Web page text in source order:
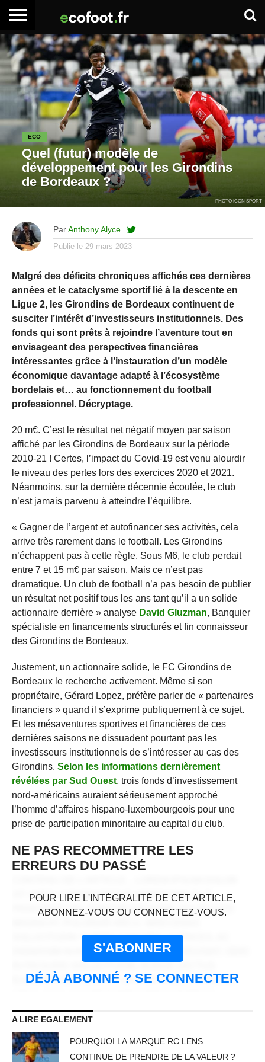
ACCUEIL
ARTICLES
PREMIUM
ADHÉSION
PREMIUM
SE
CONNECTER
EMPLOI
BOITE
À
OUTILS
ECO
Quel (futur) modèle de
développement pour les Girondins
de Bordeaux ?
PHOTO ICON SPORT
Par Anthony Alyce
Publie le 29 mars 2023
Malgré des déficits chroniques affichés ces dernières
années et le cataclysme sportif lié à la descente en
Ligue 2, les Girondins de Bordeaux continuent de
susciter l’intérêt d’investisseurs institutionnels. Des
fonds qui sont prêts à rejoindre l’aventure tout en
envisageant des perspectives financières
intéressantes grâce à l’instauration d’un modèle
économique davantage adapté à l’écosystème
bordelais et… au fonctionnement du football
professionnel. Décryptage.
20 m€. C’est le résultat net négatif moyen par saison
affiché par les Girondins de Bordeaux sur la période
2010-21 ! Certes, l’impact du Covid-19 est venu alourdir
le niveau des pertes lors des exercices 2020 et 2021.
Néanmoins, sur la dernière décennie écoulée, le club
n’est jamais parvenu à atteindre l’équilibre.
« Gagner de l’argent et autofinancer ses activités, cela
arrive très rarement dans le football. Les Girondins
n’échappent pas à cette règle. Sous M6, le club perdait
entre 7 et 15 m€ par saison. Mais ce n’est pas
dramatique. Un club de football n’a pas besoin de publier
un résultat net positif tous les ans tant qu’il a un solide
actionnaire derrière » analyse David Gluzman, Banquier
spécialiste en financements structurés et fin connaisseur
des Girondins de Bordeaux.
Justement, un actionnaire solide, le FC Girondins de
Bordeaux le recherche activement. Même si son
propriétaire, Gérard Lopez, préfère parler de « partenaires
financiers » quand il s’exprime publiquement à ce sujet.
Et les mésaventures sportives et financières de ces
dernières saisons ne dissuadent pourtant pas les
investisseurs institutionnels de s’intéresser au cas des
Girondins. Selon les informations dernièrement
révélées par Sud Ouest, trois fonds d’investissement
nord-américains auraient sérieusement approché
l’homme d’affaires hispano-luxembourgeois pour une
prise de participation minoritaire au capital du club.
NE PAS RECOMMETTRE LES
ERREURS DU PASSÉ
SIT AMET, CONSECTETUR ADIPISCING ELIT.
PRAESENT VEL TORTOR FACILISIS, VULPUTATE
SOLLICITUDIN TURPIS A MAURIS ULTRICES, AC
DIGNISSIM NUNC AUCTOR. AENEAN FEUGIAT, ODIO
ELEMENTUM FELIS, UT LACINIA NULLA URNA AC
CONGUE. CRAS NON LACUS ID MAGNA
SCELERISQUE SODALES. CURABITUR NON
FERMENTUM ODIO, VITAE ACCUMSAN ODIO.
CONTENU RÉSERVÉ AUX
ABONNÉS
POUR LIRE L'INTÉGRALITÉ DE CET ARTICLE,
ABONNEZ-VOUS OU CONNECTEZ-VOUS.
S'ABONNER
DÉJÀ ABONNÉ ? SE CONNECTER
A LIRE EGALEMENT
POURQUOI LA MARQUE RC LENS
CONTINUE DE PRENDRE DE LA VALEUR ?